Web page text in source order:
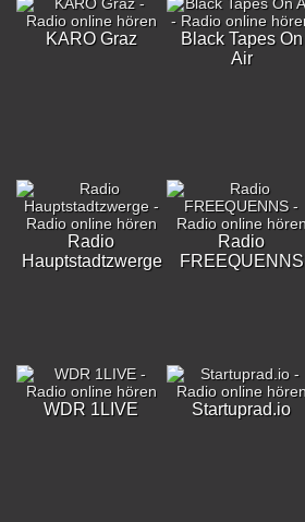
KARO Graz
Black Tapes On
Air
Radio
Hauptstadtzwerge
Radio
FREEQUENNS
WDR 1LIVE Startuprad.io